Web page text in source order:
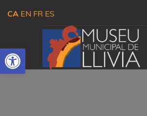
Obre la barra d'eines
CA EN FR ES